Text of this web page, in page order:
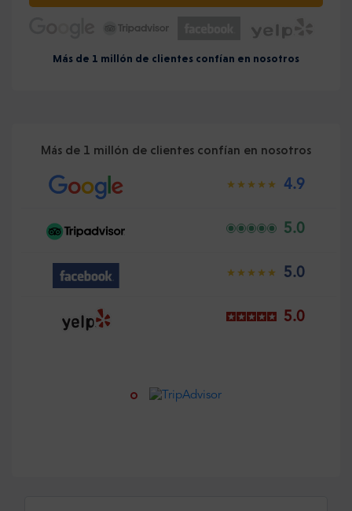
Más de 1 millón de clientes confían en nosotros
Más de 1 millón de clientes confían en nosotros
4.9
5.0
5.0
5.0